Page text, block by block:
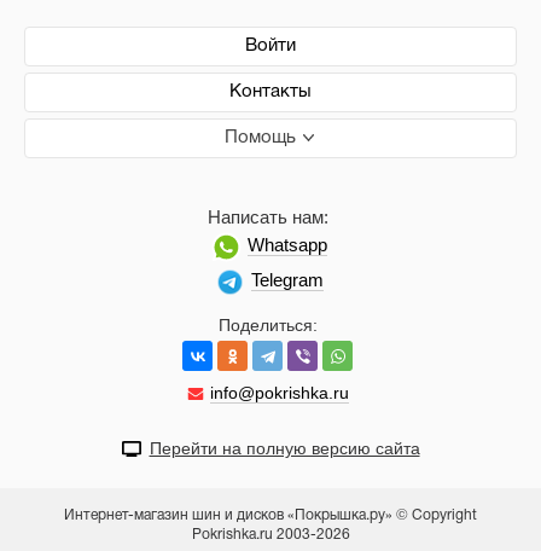
Войти
Контакты
Помощь
Поделиться:
info@pokrishka.ru
Написать нам:
Whatsapp
Telegram
Перейти на полную версию сайта
Интернет-магазин шин и дисков «Покрышка.ру» © Copyright
Pokrishka.ru 2003-2026